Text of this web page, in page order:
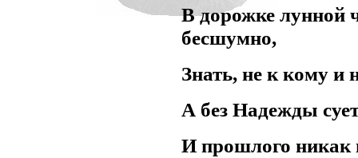
В дорожке лунной
бесшумно,
Знать, не к кому и
А без Надежды
И прошлого никак